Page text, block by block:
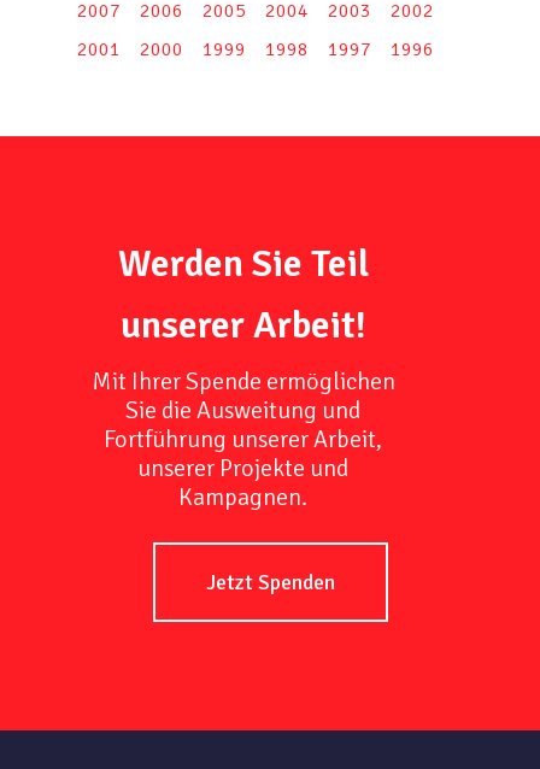
2007
2006 2005 2004 2003
2002
2001
2000 1999 1998 1997 1996
Werden Sie Teil
unserer Arbeit!
Mit Ihrer Spende ermöglichen
Sie die Ausweitung und
Fortführung unserer Arbeit,
unserer Projekte und
Kampagnen.
Jetzt Spenden